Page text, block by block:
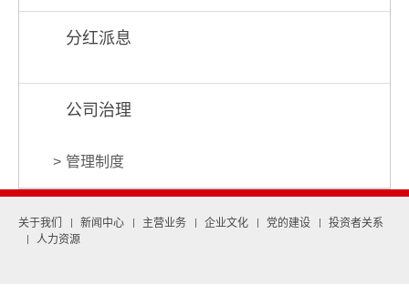
分红派息
公司治理
管理制度
关于我们 新闻中心 主营业务 企业文化 党的建设
投资者关系
人力资源